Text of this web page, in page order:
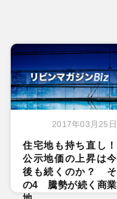
2017年03月25日
住宅地も持ち直し！
公示地価の上昇は今
後も続くのか？ そ
の4 騰勢が続く商業